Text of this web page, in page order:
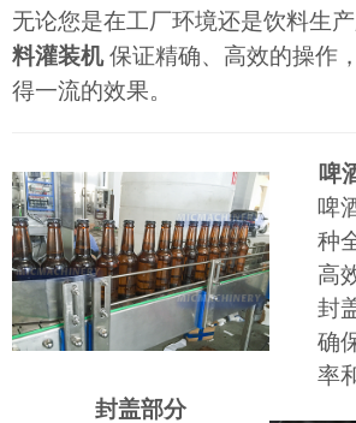
无论您是在工厂环境还是饮料生
料灌装机保证精确、高效的操作
得一流的效果。
啤
啤
种
高
封
确
率
封盖部分